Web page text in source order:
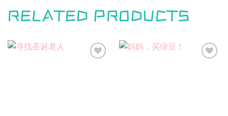
RELATED PRODUCTS